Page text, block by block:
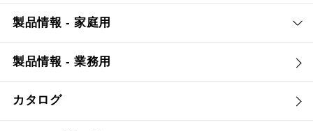
製品情報 - 家庭用
製品情報 - 業務用
カタログ